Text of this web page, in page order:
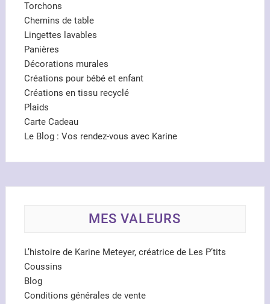
Torchons
Chemins de table
Lingettes lavables
Panières
Décorations murales
Créations pour bébé et enfant
Créations en tissu recyclé
Plaids
Carte Cadeau
Le Blog : Vos rendez-vous avec Karine
MES VALEURS
L’histoire de Karine Meteyer, créatrice de Les P’tits
Coussins
Blog
Conditions générales de vente